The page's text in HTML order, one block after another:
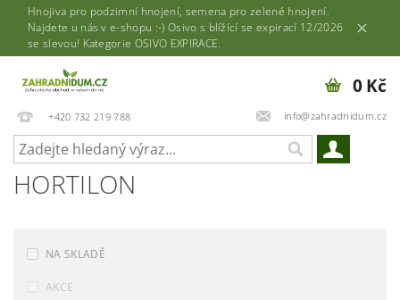
Hnojiva pro podzimní hnojení, semena pro zelené hnojení.
Najdete u nás v e-shopu :-) Osivo s blížící se expirací 12/2026
se slevou! Kategorie OSIVO EXPIRACE.
+420 732 219 788 info@zahradnidum.cz
0 Kč
HORTILON
NA SKLADĚ
AKCE